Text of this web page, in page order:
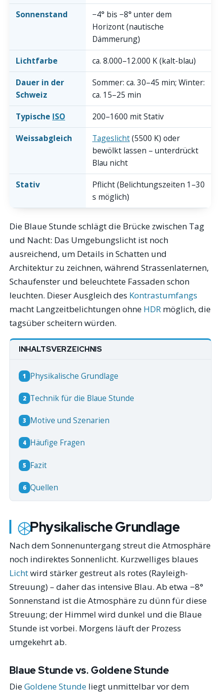
Sonnenstand
−4° bis −8° unter dem
Horizont (nautische
Dämmerung)
Lichtfarbe
ca. 8.000–12.000 K (kalt-blau)
Dauer in der
Schweiz
Sommer: ca. 30–45 min; Winter:
ca. 15–25 min
Typische ISO
200–1600 mit Stativ
Weissabgleich
Tageslicht(5500 K) oder
bewölkt lassen – unterdrückt
Blau nicht
Stativ
Pflicht (Belichtungszeiten 1–30
s möglich)
Die Blaue Stunde schlägt die Brücke zwischen Tag
und Nacht: Das Umgebungslicht ist noch
ausreichend, um Details in Schatten und
Architektur zu zeichnen, während Strassenlaternen,
Schaufenster und beleuchtete Fassaden schon
leuchten. Dieser Ausgleich des Kontrastumfangs
macht Langzeitbelichtungen ohne HDR möglich, die
tagsüber scheitern würden.
INHALTSVERZEICHNIS
1 Physikalische Grundlage
2 Technik für die Blaue Stunde
3 Motive und Szenarien
4 Häufige Fragen
5 Fazit
6 Quellen
Physikalische Grundlage
Nach dem Sonnenuntergang streut die Atmosphäre
noch indirektes Sonnenlicht. Kurzwelliges blaues
Lichtwird stärker gestreut als rotes (Rayleigh-
Streuung) – daher das intensive Blau. Ab etwa −8°
Sonnenstand ist die Atmosphäre zu dünn für diese
Streuung; der Himmel wird dunkel und die Blaue
Stunde ist vorbei. Morgens läuft der Prozess
umgekehrt ab.
Blaue Stunde vs. Goldene Stunde
DieGoldene Stunde liegt unmittelbar vor dem